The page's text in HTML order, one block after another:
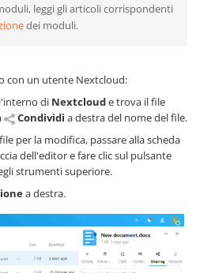
leggi gli articoli corrispondenti
dei moduli.
con un utente Nextcloud:
di Nextcloude trova il file
Condividi a destra del nome del file.
per la modifica, passare alla scheda
dell'editor e fare clic sul pulsante
strumenti superiore.
a destra.